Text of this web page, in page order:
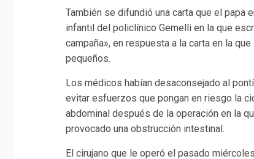
También se difundió una carta que el papa
infantil del policlínico Gemelli en la que
campaña», en respuesta a la carta en la
pequeños.
Los médicos habían desaconsejado al
evitar esfuerzos que pongan en riesgo la
abdominal después de la operación en la
provocado una obstrucción intestinal.
El cirujano que le operó el pasado